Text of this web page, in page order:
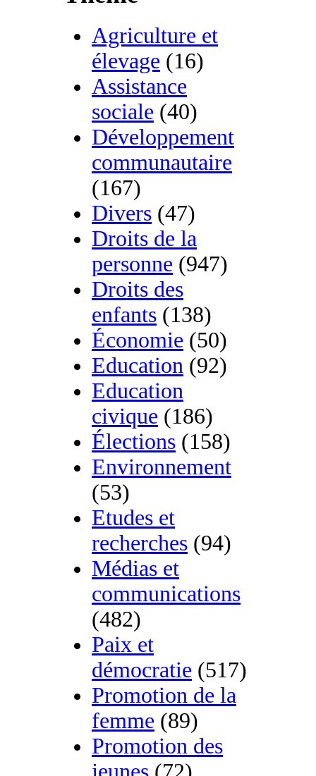
Agriculture et
élevage (16)
Assistance
sociale (40)
Développement
communautaire
(167)
Divers (47)
Droits de la
personne (947)
Droits des
enfants (138)
Économie (50)
Education (92)
Education
civique (186)
Élections (158)
Environnement
(53)
Etudes et
recherches (94)
Médias et
communications
(482)
Paix et
démocratie (517)
Promotion de la
femme (89)
Promotion des